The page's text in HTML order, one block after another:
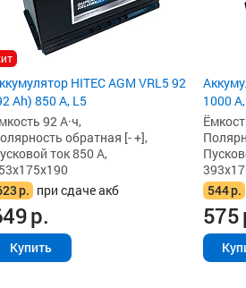
HITEC AGM VRL5 92
Ah) 850 А, L5
92 А·ч,
обратная [- +],
ток 850 А,
р. при сдаче акб
р.
Купить
1000
544р.
575